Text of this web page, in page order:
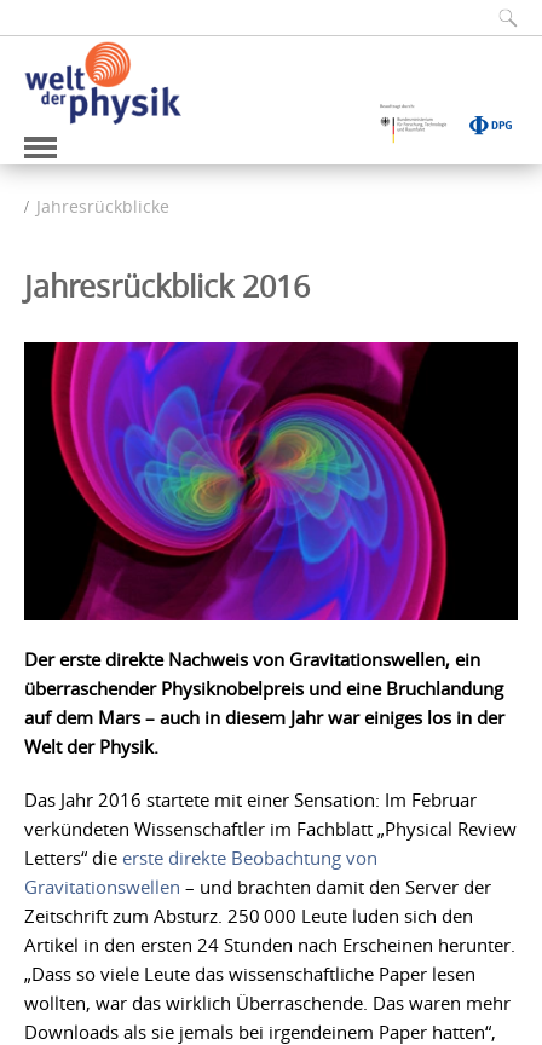
Jahresrückblicke
Jahresrückblick 2016
Der erste direkte Nachweis von Gravitationswellen, ein
überraschender Physiknobelpreis und eine Bruchlandung
auf dem Mars – auch in diesem Jahr war einiges los in der
Welt der Physik.
Das Jahr 2016 startete mit einer Sensation: Im Februar
verkündeten Wissenschaftler im Fachblatt „Physical Review
Letters“ die erste direkte Beobachtung von
Gravitationswellen – und brachten damit den Server der
Zeitschrift zum Absturz. 250 000 Leute luden sich den
Artikel in den ersten 24 Stunden nach Erscheinen herunter.
„Dass so viele Leute das wissenschaftliche Paper lesen
wollten, war das wirklich Überraschende. Das waren mehr
Downloads als sie jemals bei irgendeinem Paper hatten“,